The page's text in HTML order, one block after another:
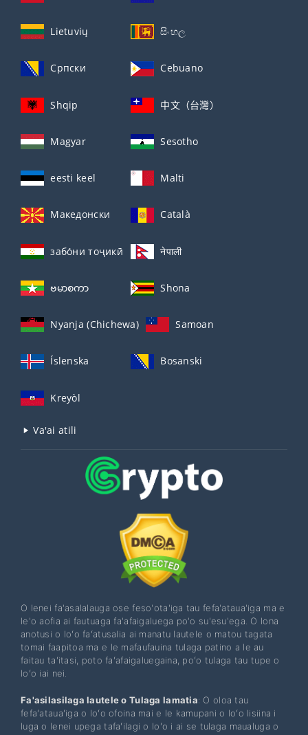
Lietuvių සිංහල
Српски Cebuano
Shqip 中文（台灣）
Magyar Sesotho
eesti keel Malti
Македонски Català
забо́ни тоҷикӣ́ नेपाली
ဗမာစကာ Shona
Nyanja (Chichewa) Samoan
Íslenska Bosanski
Kreyòl
Va'ai atili
O lenei fa'asalalauga ose feso'ota'iga tau fefa'ataua'iga ma e
le'o aofia ai fautuaga fa'afaigaluega po'o su'esu'ega. O lona
anotusi o loʻo faʻatusalia ai manatu lautele o matou tagata
tomai faapitoa ma e le mafaufauina tulaga patino a le au
faitau taʻitasi, poto faʻafaigaluegaina, poʻo tulaga tau tupe o
loʻo iai nei.
Fa'asilasilaga lautele o Tulaga lamatia: O oloa tau
fefaʻatauaʻiga o loʻo ofoina mai e le kamupani o loʻo lisiina i
luga o lenei upega tafaʻilagi o loʻo i ai se tulaga maualuga o